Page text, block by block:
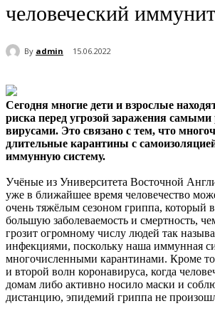
человеческий
By admin 15.06.2022
Сегодня многие дети и взрослые
риска перед угрозой заражения
вирусами. Это связано с тем, что
длительные карантины с
иммунную систему.
Учёные из Университета Восточной
уже в ближайшее время человечество
очень тяжёлым сезоном гриппа, который
большую заболеваемость и смертность,
грозит огромному числу людей так
инфекциями, поскольку наша иммунная
многочисленными карантинами. Кроме
и второй волн коронавируса, когда
домам либо активно носило маски и
дистанцию, эпидемий гриппа не